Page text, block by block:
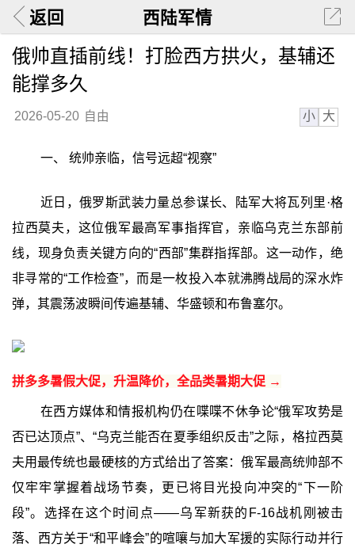
返回 西陆军情
俄帅直插前线！打脸西方拱火，基辅还
能撑多久
2026-05-20 自由 小 大
一、 统帅亲临，信号远超“视察”‍
近日，俄罗斯武装力量总参谋长、陆军大将瓦列里·格
拉西莫夫，这位俄军最高军事指挥官，亲临乌克兰东部前
线，现身负责关键方向的“西部”集群指挥部。这一动作，绝
非寻常的“工作检查”，而是一枚投入本就沸腾战局的深水炸
弹，其震荡波瞬间传遍基辅、华盛顿和布鲁塞尔。
拼多多暑假大促，升温降价，全品类暑期大促 →
在西方媒体和情报机构仍在喋喋不休争论“俄军攻势是
否已达顶点”、“乌克兰能否在夏季组织反击”之际，格拉西莫
夫用最传统也最硬核的方式给出了答案：俄军最高统帅部不
仅牢牢掌握着战场节奏，更已将目光投向冲突的“下一阶
段”。选择在这个时间点——乌军新获的F-16战机刚被击
落、西方关于“和平峰会”的喧嚷与加大军援的实际行动并行